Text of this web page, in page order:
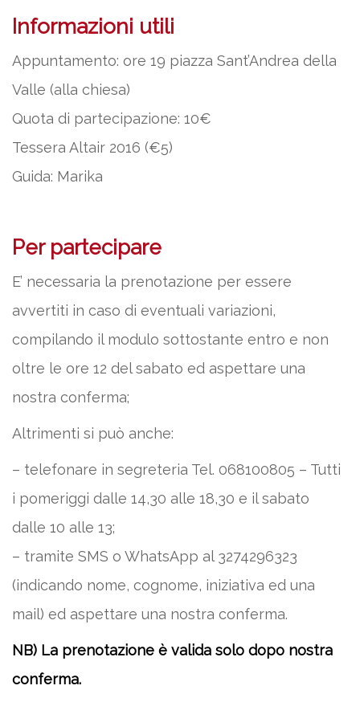
Informazioni utili
Appuntamento: ore 19 piazza Sant’Andrea della
Valle (alla chiesa)
Quota di partecipazione: 10€
Tessera Altair 2016 (€5)
Guida: Marika
Per partecipare
E’ necessaria la prenotazione per essere
avvertiti in caso di eventuali variazioni,
compilando il modulo sottostante entro e non
oltre le ore 12 del sabato ed aspettare una
nostra conferma;
Altrimenti si può anche:
– telefonare in segreteria Tel. 068100805 – Tutti
i pomeriggi dalle 14,30 alle 18,30 e il sabato
dalle 10 alle 13;
– tramite SMS o WhatsApp al 3274296323
(indicando nome, cognome, iniziativa ed una
mail) ed aspettare una nostra conferma.
NB) La prenotazione è valida solo dopo nostra
conferma.